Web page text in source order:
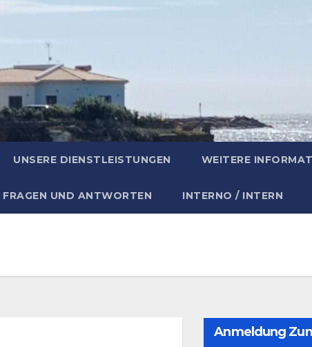
UNSERE DIENSTLEISTUNGEN WEITERE
FRAGEN UND ANTWORTEN INTERNO / INTERN
Anmeldung